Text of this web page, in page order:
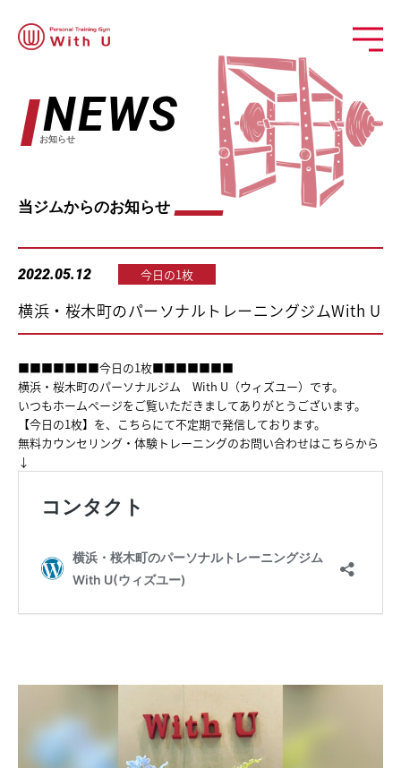
NEWS
NEWS
お知らせ
当ジムからのお知らせ
2022.05.12 今日の1枚
横浜・桜木町のパーソナルトレーニングジムWith U
■■■■■■■今日の1枚■■■■■■■
横浜・桜木町のパーソナルジム With U（ウィズユー）です。
いつもホームページをご覧いただきましてありがとうございます。
【今日の1枚】を、こちらにて不定期で発信しております。
無料カウンセリング・体験トレーニングのお問い合わせはこちらから
↓